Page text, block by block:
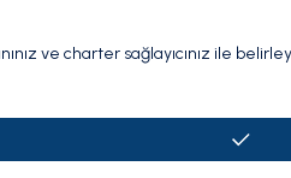
ve charter sağlayıcınız ile